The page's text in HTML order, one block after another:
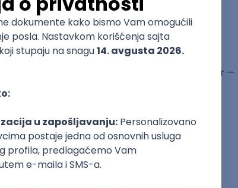
radio više. Budite vredni, ali ne stavljajte posao
i srčani bolesnik koji je imao moždani udar —
kao ostali, ali mislim da je važan. Čistite zube